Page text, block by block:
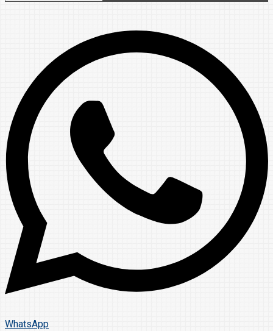
WhatsApp